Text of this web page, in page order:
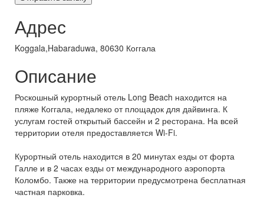
Адрес
Koggala,Habaraduwa, 80630 Коггала
Описание
Роскошный курортный отель Long Beach находится на
пляже Коггала, недалеко от площадок для дайвинга. К
услугам гостей открытый бассейн и 2 ресторана. На всей
территории отеля предоставляется Wi-Fi.
Курортный отель находится в 20 минутах езды от форта
Галле и в 2 часах езды от международного аэропорта
Коломбо. Также на территории предусмотрена бесплатная
частная парковка.